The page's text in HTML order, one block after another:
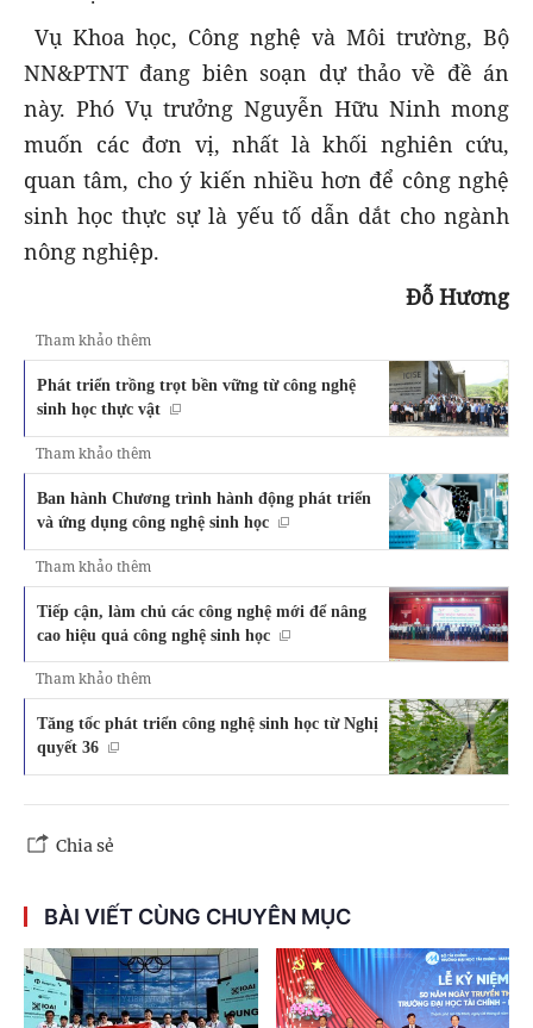
Vụ Khoa học, Công nghệ và Môi trường, Bộ
NN&PTNT đang biên soạn dự thảo về đề án
này. Phó Vụ trưởng Nguyễn Hữu Ninh mong
muốn các đơn vị, nhất là khối nghiên cứu,
quan tâm, cho ý kiến nhiều hơn để công nghệ
sinh học thực sự là yếu tố dẫn dắt cho ngành
nông nghiệp.
Đỗ Hương
Tham khảo thêm
Phát triển trồng trọt bền vững từ công nghệ
sinh học thực vật
Tham khảo thêm
Ban hành Chương trình hành động phát triển
và ứng dụng công nghệ sinh học
Tham khảo thêm
Tiếp cận, làm chủ các công nghệ mới để nâng
cao hiệu quả công nghệ sinh học
Tham khảo thêm
Tăng tốc phát triển công nghệ sinh học từ Nghị
quyết 36
Chia sẻ
BÀI VIẾT CÙNG CHUYÊN MỤC